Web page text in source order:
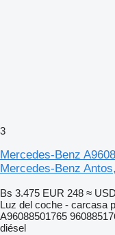
3
Mercedes-Benz
Mercedes-Benz
Bs 3.475 EUR 248 ≈
Luz del coche - carcasa
A96088501765
diésel